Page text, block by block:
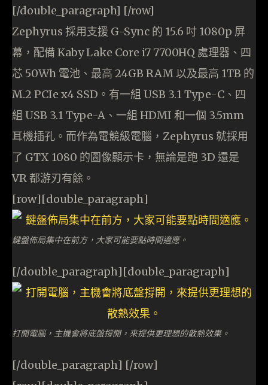
[/double_paragraph] [/row]
Zephyrus 採用支援 G-Sync 的 15.6 吋 1080p 屏
幕，配備 Kaby Lake Core i7 7700HQ 處理器、四
芯 50Wh 電池、最高 24GB RAM 以及最高 1TB 的
M.2 PCIe x4 SSD。有一組 USB 3.1 Type-C、四
組 USB 3.1 Type-A、一組 HDMI 和一個 3.5mm
耳機插孔。而作為電競級電腦，Zephyrus 就採用
了 GTX 1080 的圖像顯示卡，無論是跑 3D 還是
VR 都游刃有餘。
[row][double_paragraph]
鍵盤佈局集中在前方，大家可能要點時間適應。
[/double_paragraph][double_paragraph]
打開電腦，主機會將底盤撐開，來提供更理想的散熱效果。
[/double_paragraph] [/row]